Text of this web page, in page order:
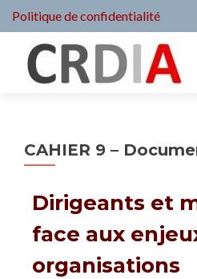
Politique de confidentialité
CAHIER 9 –
Dirigeants et
face aux
organisations